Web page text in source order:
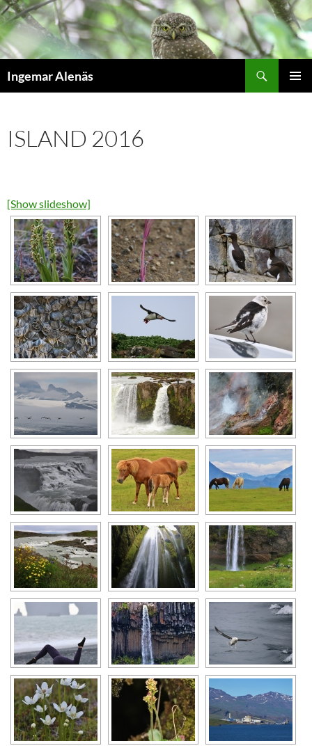
Hoppa
till
innehåll
Ingemar Alenäs
ISLAND 2016
[Show slideshow]